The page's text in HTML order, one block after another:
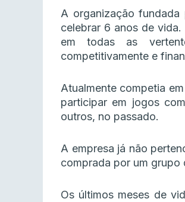
A organização
celebrar 6 anos de
em todas as
competitivamente e
Atualmente competia
participar em jogos
outros, no passado.
A empresa já não
comprada por um grupo
Os últimos meses de